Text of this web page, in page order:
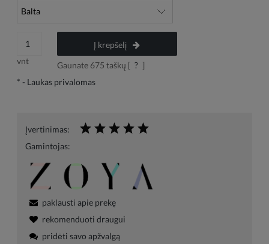
vnt
Į krepšelį
Gaunate 675 taškų [ ? ]
* - Laukas privalomas
Įvertinimas:
Gamintojas:
paklausti apie prekę
rekomenduoti draugui
pridėti savo apžvalgą